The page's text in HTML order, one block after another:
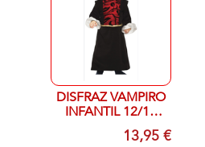
DISFRAZ VAMPIRO
INFANTIL 12/18
MESES13,95 €